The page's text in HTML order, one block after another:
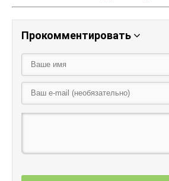
Прокомментировать